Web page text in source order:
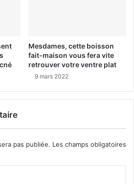
Mesdames, cette boisson
fait-maison vous fera vite
retrouver votre ventre plat
9 mars 2022
pas publiée. Les champs obligatoires